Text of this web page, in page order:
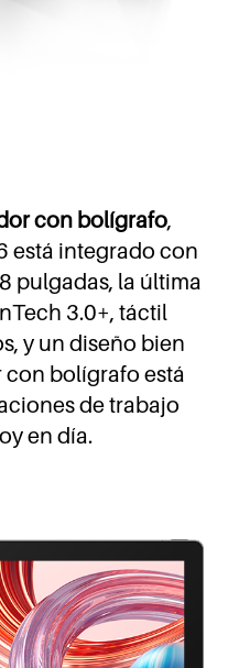
con bolígrafo,
está integrado con
pulgadas, la última
3.0+, táctil
y un diseño bien
con bolígrafo está
de trabajo
en día.